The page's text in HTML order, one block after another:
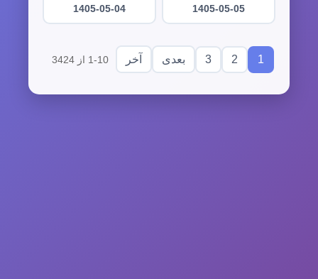
1405-05-05
1405-05-04
1
2
3 بعدی آخر 1-10 از 3424